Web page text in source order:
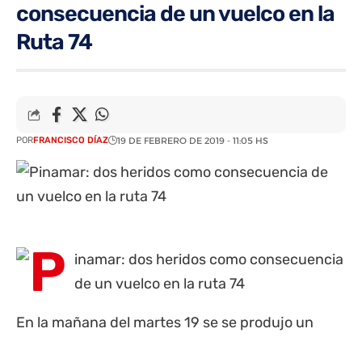
consecuencia de un vuelco en la
Ruta 74
PORFRANCISCO DÍAZ 19 DE FEBRERO DE 2019 - 11:05 HS
En la mañana del martes 19 se se produjo un